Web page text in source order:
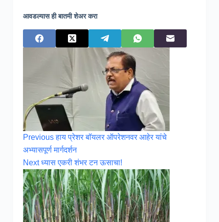
आवडल्यास ही बातमी शेअर करा
Previousहाय प्रेशर बॉयलर ऑपरेशनवर आहेर यांचे
अभ्यासपूर्ण मार्गदर्शन
Nextध्यास एकरी शंभर टन ऊसाचा!